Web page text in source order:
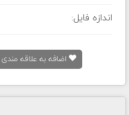
اندازه فایل:
اضافه به علاقه مندی